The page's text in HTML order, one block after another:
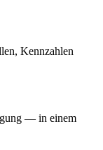
Kennzahlen
— in einem